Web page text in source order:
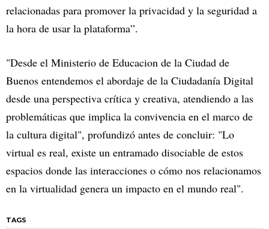
relacionadas para promover la privacidad y la seguridad a
la hora de usar la plataforma”.
"Desde el Ministerio de Educacion de la Ciudad de
Buenos entendemos el abordaje de la Ciudadanía Digital
desde una perspectiva crítica y creativa, atendiendo a las
problemáticas que implica la convivencia en el marco de
la cultura digital", profundizó antes de concluir: "Lo
virtual es real, existe un entramado disociable de estos
espacios donde las interacciones o cómo nos relacionamos
en la virtualidad genera un impacto en el mundo real".
TAGS